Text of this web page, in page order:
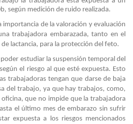
según medición de ruido realizada.
importancia de la valoración y evaluación
trabajadora embarazada, tanto en el
lactancia, para la protección del feto.
estudiar la suspensión temporal del
el riesgo al que esté expuesta. Esto
trabajadoras tengan que darse de baja
del trabajo, ya que hay trabajos, como,
que no impide que la trabajadora
el último mes de embarazo sin sufrir
expuesta a los riesgos mencionados